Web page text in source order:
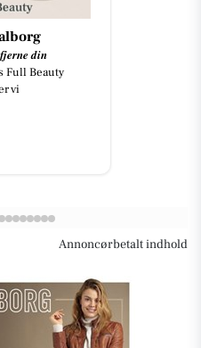
𝒅𝒊𝒏
Full Beauty
vi
Annoncørbetalt indhold